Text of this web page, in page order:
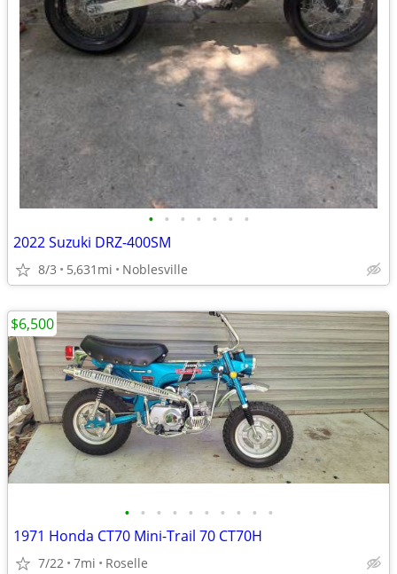
• • • • • • •
2022 Suzuki DRZ-400SM
8/3 5,631mi Noblesville
• • • • • • • • • •
1971 Honda CT70 Mini-Trail 70 CT70H
7/22 7mi Roselle
$6,500